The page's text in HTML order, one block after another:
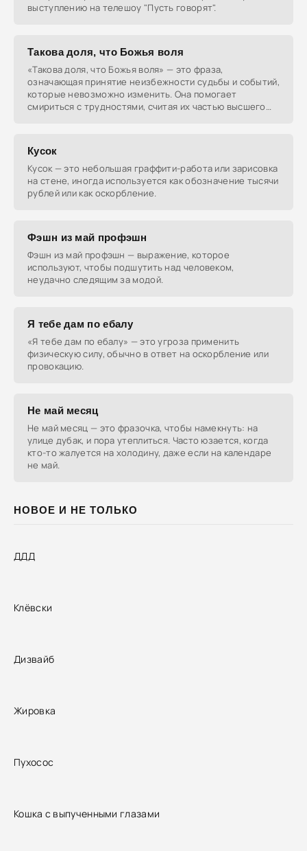
НОВОЕ И НЕ ТОЛЬКО
ДДД
Клёвски
Дизвайб
Жировка
Пухосос
Кошка с выпученными глазами
выступлению на телешоу "Пусть говорят".
Такова доля, что Божья воля
«Такова доля, что Божья воля» — это фраза,
означающая принятие неизбежности судьбы и событий,
которые невозможно изменить. Она помогает
смириться с трудностями, считая их частью высшего
Кусок
Кусок — это небольшая граффити-работа или зарисовка
на стене, иногда используется как обозначение тысячи
рублей или как оскорбление.
Фэшн из май профэшн
Фэшн из май профэшн — выражение, которое
используют, чтобы подшутить над человеком,
неудачно следящим за модой.
Я тебе дам по ебалу
«Я тебе дам по ебалу» — это угроза применить
физическую силу, обычно в ответ на оскорбление или
провокацию.
Не май месяц
Не май месяц — это фразочка, чтобы намекнуть: на
улице дубак, и пора утеплиться. Часто юзается, когда
кто-то жалуется на холодину, даже если на календаре
не май.